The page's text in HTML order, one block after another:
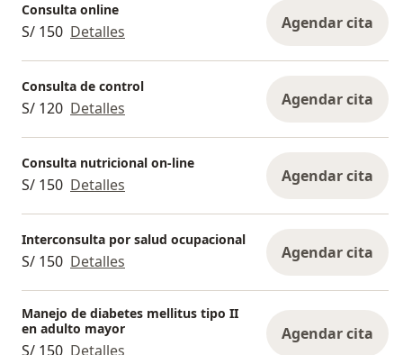
Consulta online
S/ 150 Detalles Agendar cita
Consulta de control
S/ 120 Detalles Agendar cita
Consulta nutricional on-line
S/ 150 Detalles Agendar cita
Interconsulta por salud ocupacional
S/ 150 Detalles Agendar cita
Manejo de diabetes mellitus tipo II
en adulto mayor
S/ 150 Detalles
Agendar cita